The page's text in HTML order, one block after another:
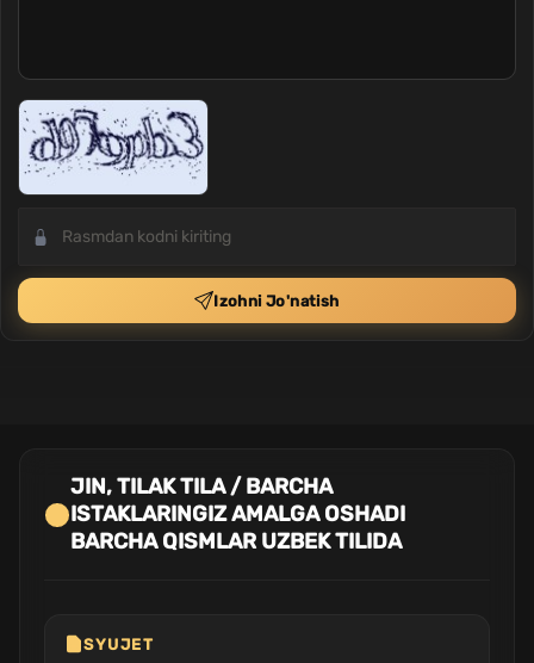
Izohni Jo'natish
JIN, TILAK TILA / BARCHA
ISTAKLARINGIZ AMALGA OSHADI
BARCHA QISMLAR UZBEK TILIDA
SYUJET